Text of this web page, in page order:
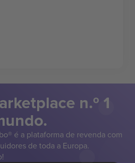
n.º 1
é a plataforma de revenda com
de toda a Europa.